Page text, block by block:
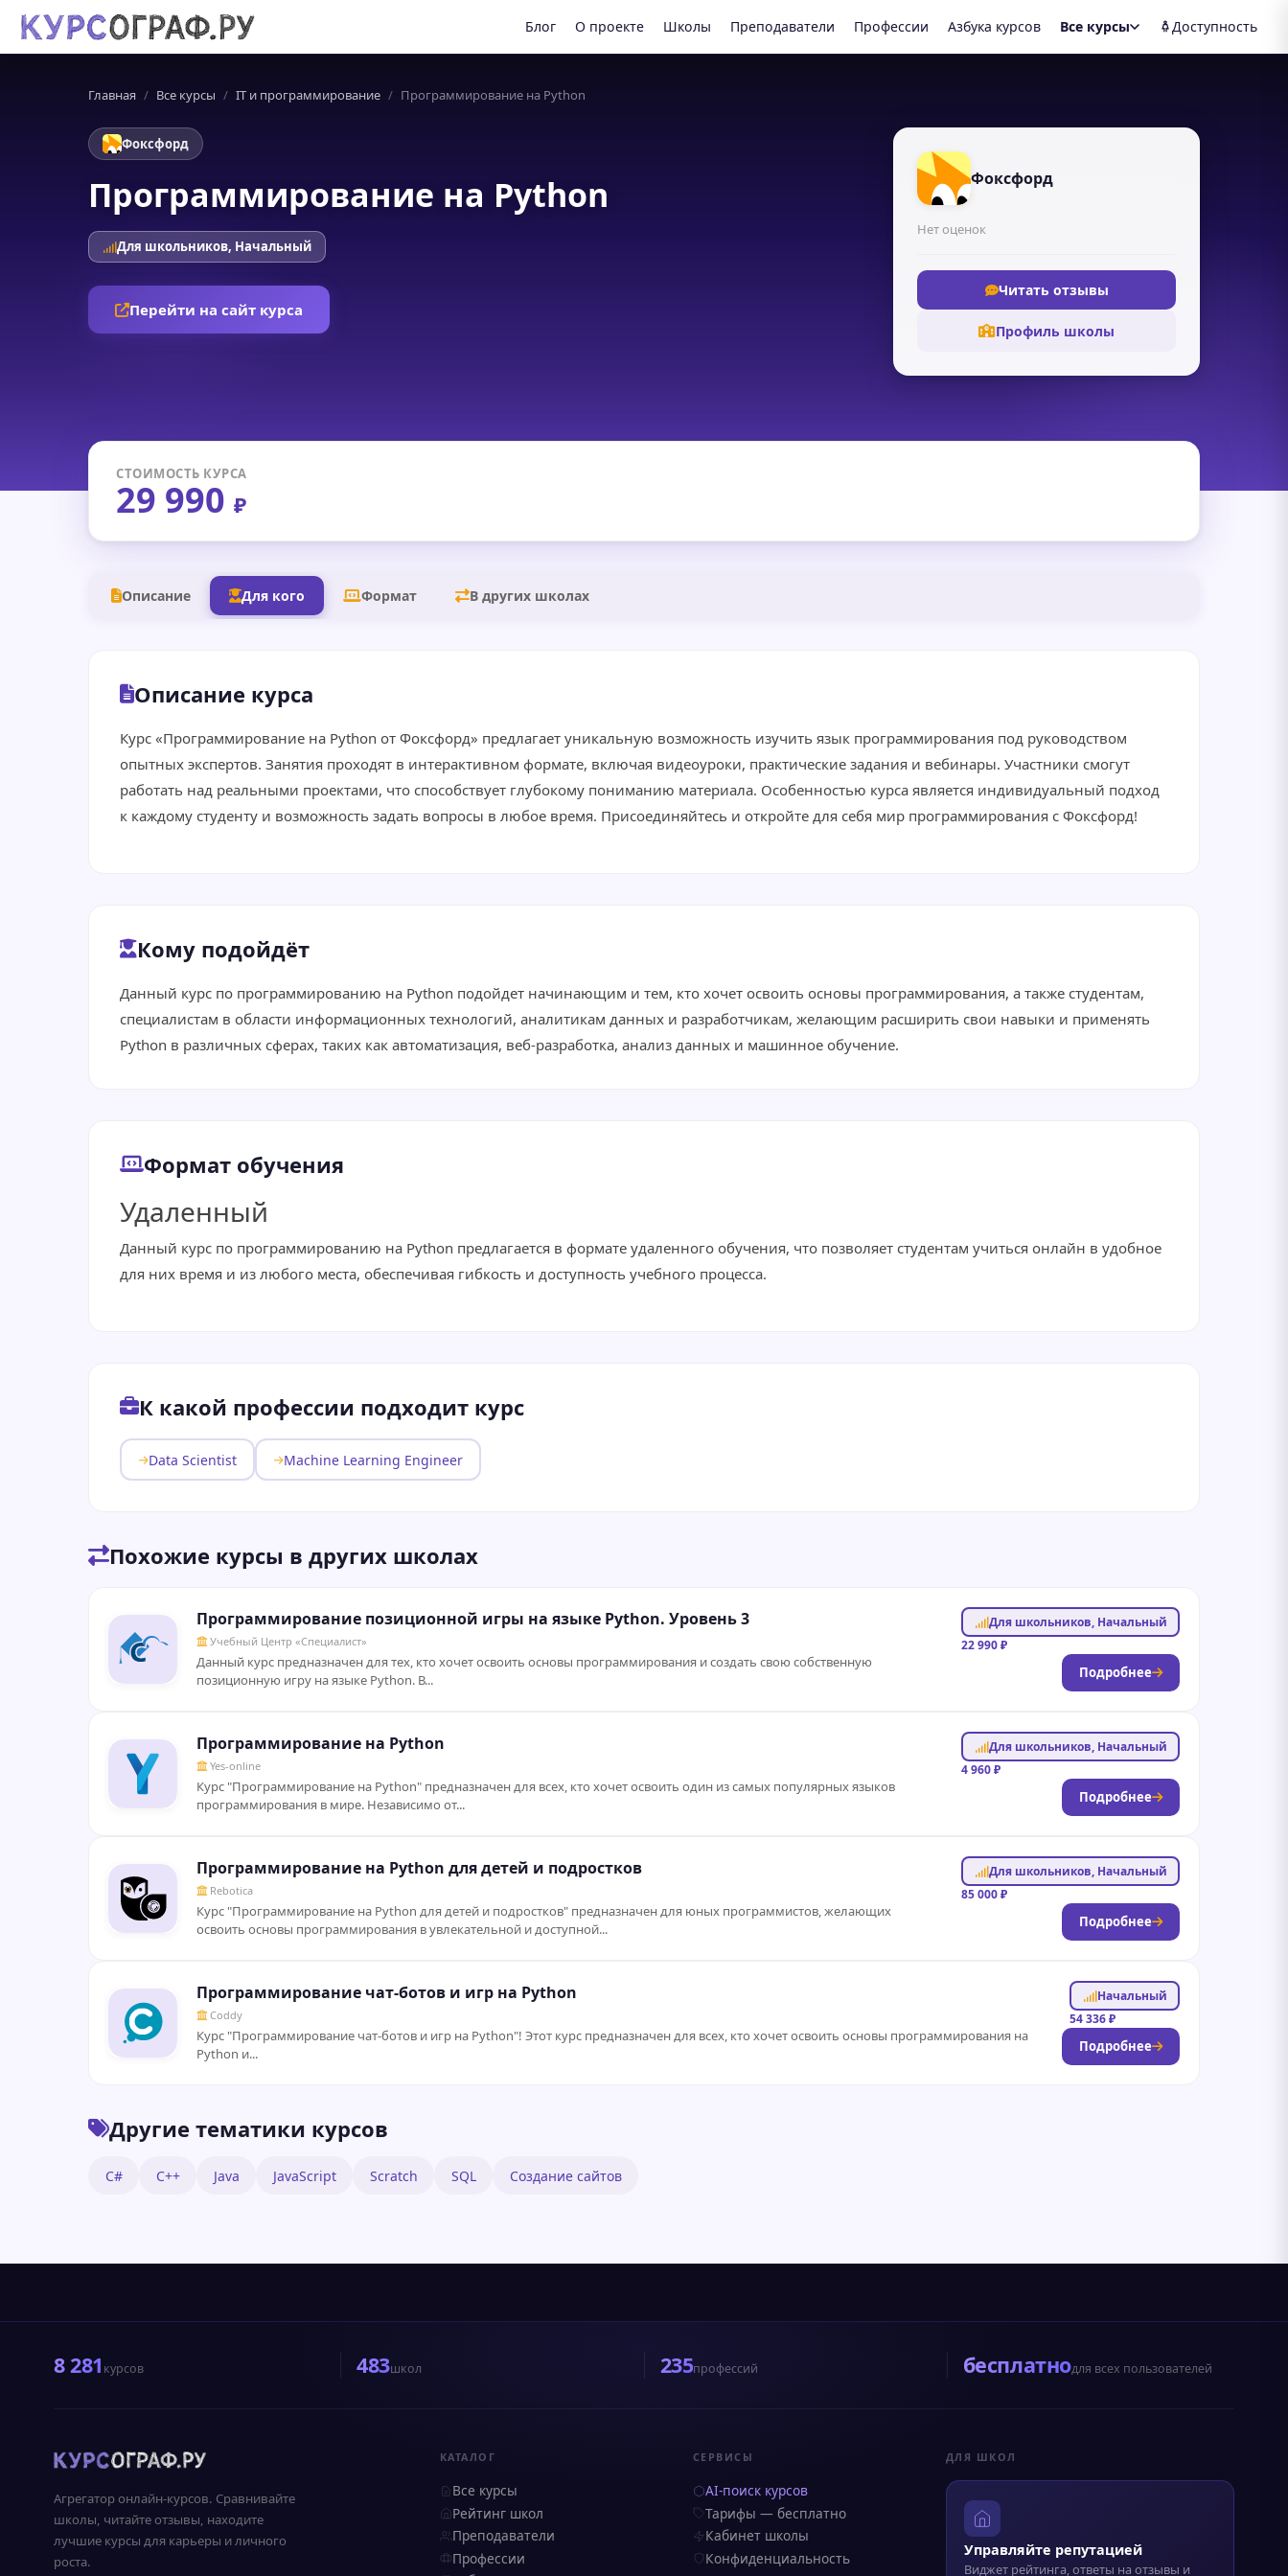
Блог О проекте Школы Преподаватели Профессии Азбука курсов Все курсы Доступность
Главная Все курсы IT и программирование Программирование на Python
Фоксфорд
Программирование на Python
Для школьников, Начальный
Перейти на сайт курса
Фоксфорд
Нет оценок
Читать отзывы
Профиль школы
СТОИМОСТЬ КУРСА
29 990 ₽
Описание Для кого Формат В других школах
Описание курса
Курс «Программирование на Python от Фоксфорд» предлагает уникальную возможность изучить язык программирования под руководством
опытных экспертов. Занятия проходят в интерактивном формате, включая видеоуроки, практические задания и вебинары. Участники смогут
работать над реальными проектами, что способствует глубокому пониманию материала. Особенностью курса является индивидуальный подход
к каждому студенту и возможность задать вопросы в любое время. Присоединяйтесь и откройте для себя мир программирования с Фоксфорд!
Кому подойдёт
Данный курс по программированию на Python подойдет начинающим и тем, кто хочет освоить основы программирования, а также студентам,
специалистам в области информационных технологий, аналитикам данных и разработчикам, желающим расширить свои навыки и применять
Python в различных сферах, таких как автоматизация, веб-разработка, анализ данных и машинное обучение.
Формат обучения
Удаленный
Данный курс по программированию на Python предлагается в формате удаленного обучения, что позволяет студентам учиться онлайн в удобное
для них время и из любого места, обеспечивая гибкость и доступность учебного процесса.
К какой профессии подходит курс
Data Scientist Machine Learning Engineer
Похожие курсы в других школах
Программирование позиционной игры на языке Python. Уровень 3
Учебный Центр «Специалист»
Данный курс предназначен для тех, кто хочет освоить основы программирования и создать свою собственную
позиционную игру на языке Python. В...
Для школьников, Начальный
22 990 ₽
Подробнее
Программирование на Python
Yes-online
Курс "Программирование на Python" предназначен для всех, кто хочет освоить один из самых популярных языков
программирования в мире. Независимо от...
Для школьников, Начальный
4 960 ₽
Подробнее
Программирование на Python для детей и подростков
Rebotiсa
Курс "Программирование на Python для детей и подростков" предназначен для юных программистов, желающих
освоить основы программирования в увлекательной и доступной...
Для школьников, Начальный
85 000 ₽
Подробнее
Программирование чат-ботов и игр на Python
Coddy
Курс "Программирование чат-ботов и игр на Python"! Этот курс предназначен для всех, кто хочет освоить основы программирования на
Python и...
Начальный
54 336 ₽
Подробнее
Другие тематики курсов
C# C++ Java JavaScript Scratch SQL Создание сайтов
8 281 курсов 483школ 235профессий бесплатнодля всех пользователей
Агрегатор онлайн-курсов. Сравнивайте
школы, читайте отзывы, находите
лучшие курсы для карьеры и личного
роста.
КАТАЛОГ
Все курсы
Рейтинг школ
Преподаватели
Профессии
СЕРВИСЫ
AI-поиск курсов
Тарифы — бесплатно
Кабинет школы
Конфиденциальность
ДЛЯ ШКОЛ
Управляйте репутацией
Виджет рейтинга, ответы на отзывы и